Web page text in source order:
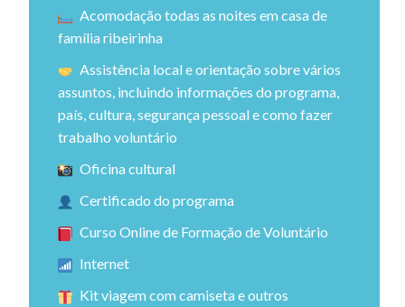
Acomodação todas as noites em casa de
família ribeirinha
Assistência local e orientação sobre vários
assuntos, incluindo informações do programa,
país, cultura, segurança pessoal e como fazer
trabalho voluntário
Oficina cultural
Certificado do programa
Curso Online de Formação de Voluntário
Internet
Kit viagem com camiseta e outros